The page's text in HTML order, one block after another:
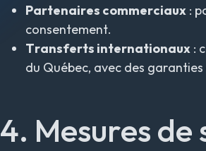
Partenaires commerciaux:
consentement.
Transferts internationaux:
du Québec, avec des
4. Mesures de